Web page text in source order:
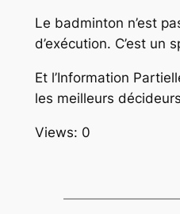
Le badminton n’est
d’exécution. C’est un
Et l’Information
les meilleurs
Views: 0